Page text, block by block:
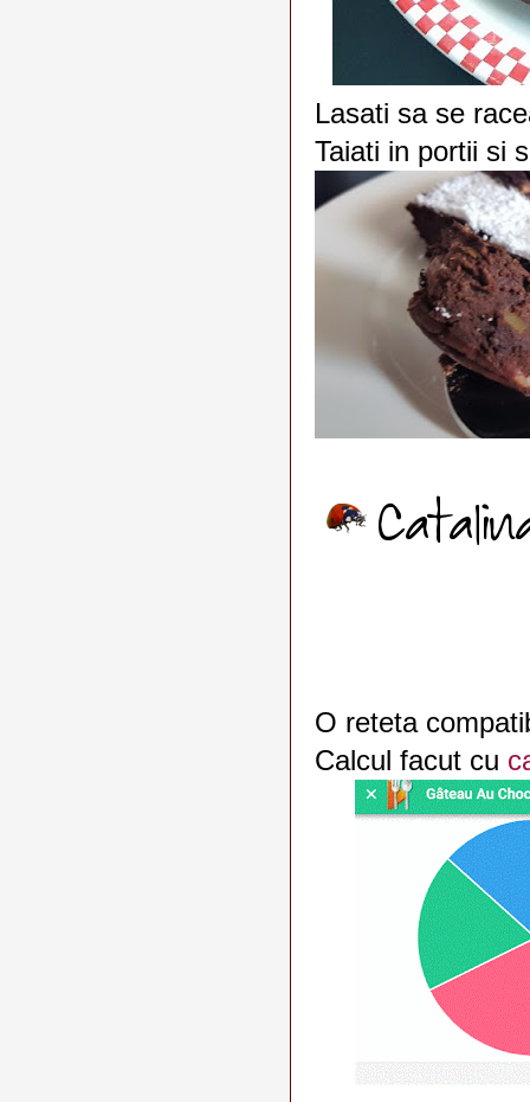
Lasati sa se
Taiati in portii si
O reteta
Calcul facut cu